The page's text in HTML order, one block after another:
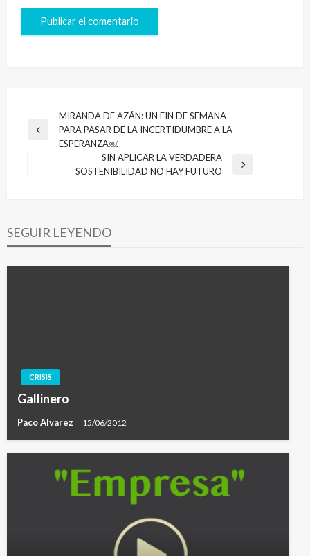
Navegación
de
Entrada
anterior
MIRANDA DE AZÁN: UN FIN DE SEMANA
PARA PASAR DE LA INCERTIDUMBRE A LA
ESPERANZA￼
SIN APLICAR LA VERDADERA
SOSTENIBILIDAD NO HAY FUTURO
SEGUIR LEYENDO
CRISIS
Gallinero
Paco Alvarez 15/06/2012